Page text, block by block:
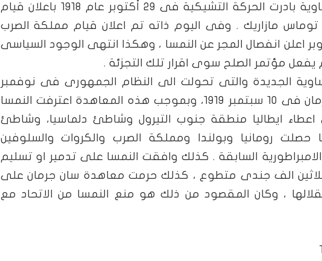
وعندما ظهرت بوادر الهزيمة النمساوية بادرت الحركة التشيكية فى 29 أكتوبر عام 1918 باعلان قيام
مازاريك . وفى اليوم ذاته تم اعلان قيام مملكة الصرب
والسلوفين . وفى 30 اكتوبر اعلن انفصال المجر عن النمسا ، وهكذا انتهى الوجود السياسى
يفعل مؤتمر الصلح سوى اقرار تلك التجزئة .
الجديدة والتى تحولت الى النظام الجمهورى فى نوفمبر
1918 على توقيع معاهدة سان جيرمان فى 10 سبتمبر 1919، وبموجب هذه المعاهدة اعترفت النمسا
ايطاليا منطقة جنوب التيرول وشاطئ دلماسيا، وشاطئ
حصلت رومانيا وبولندا ومملكة الصرب والكروات والسلوفين
السابقة . كذلك وافقت النمسا على تدمير او تسليم
الف جندى متطوع ، كذلك حرمت معاهدة سان جرمان على
، وكان المقصود من ذلك هو منع النمسا من الاتحاد مع